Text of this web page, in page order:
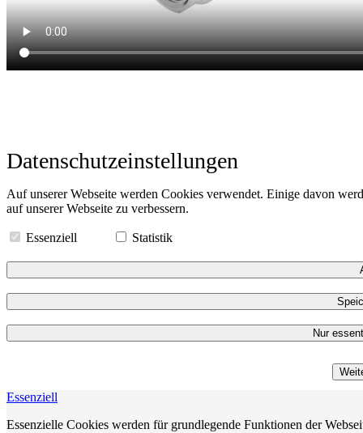
Datenschutzeinstellungen
Auf unserer Webseite werden Cookies verwendet. Einige davon
auf unserer Webseite zu verbessern.
Essenziell Statistik
Nur
Essenziell
Essenzielle Cookies werden für grundlegende Funktionen der